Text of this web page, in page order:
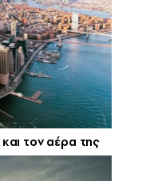
τον αέρα της